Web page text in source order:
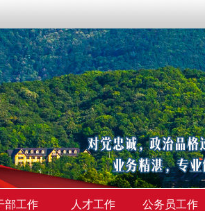
部工作 人才工作 公务员工作